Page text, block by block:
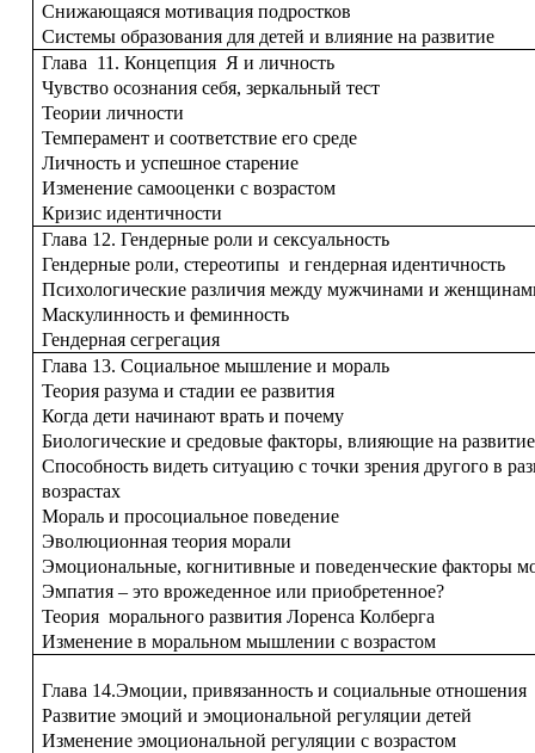
Снижающаяся мотивация подростков
Системы образования для детей и влияние на развитие
Глава 11. Концепция Я и личность
Чувство осознания себя, зеркальный тест
Теории личности
Темперамент и соответствие его среде
Личность и успешное старение
Изменение самооценки с возрастом
Кризис идентичности
Глава 12. Гендерные роли и сексуальность
Гендерные роли, стереотипы и гендерная идентичность
Психологические различия между мужчинами и
Маскулинность и феминность
Гендерная сегрегация
Глава 13. Социальное мышление и мораль
Теория разума и стадии ее развития
Когда дети начинают врать и почему
Биологические и средовые факторы, влияющие на
Способность видеть ситуацию с точки зрения другого в
возрастах
Мораль и просоциальное поведение
Эволюционная теория морали
Эмоциональные, когнитивные и поведенческие факторы
Эмпатия – это врожеденное или приобретенное?
Теория морального развития Лоренса Колберга
Изменение в моральном мышлении с возрастом
Глава 14.Эмоции, привязанность и социальные отношения
Развитие эмоций и эмоциональной регуляции детей
Изменение эмоциональной регуляции с возрастом